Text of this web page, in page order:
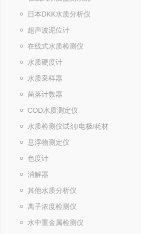
日本DKK水质分析仪
超声波泥位计
在线式水质检测仪
水质硬度计
水质采样器
菌落计数器
COD水质测定仪
水质检测仪试剂/电极/耗材
悬浮物测定仪
色度计
消解器
其他水质分析仪
离子浓度检测仪
水中重金属检测仪